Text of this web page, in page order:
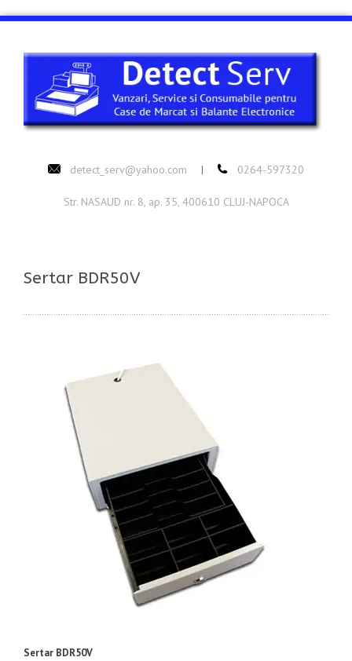
detect_serv@yahoo.com 0264-597320
Str. NASAUD nr. 8, ap. 35, 400610 CLUJ-NAPOCA
Sertar BDR50V
Sertar BDR50V